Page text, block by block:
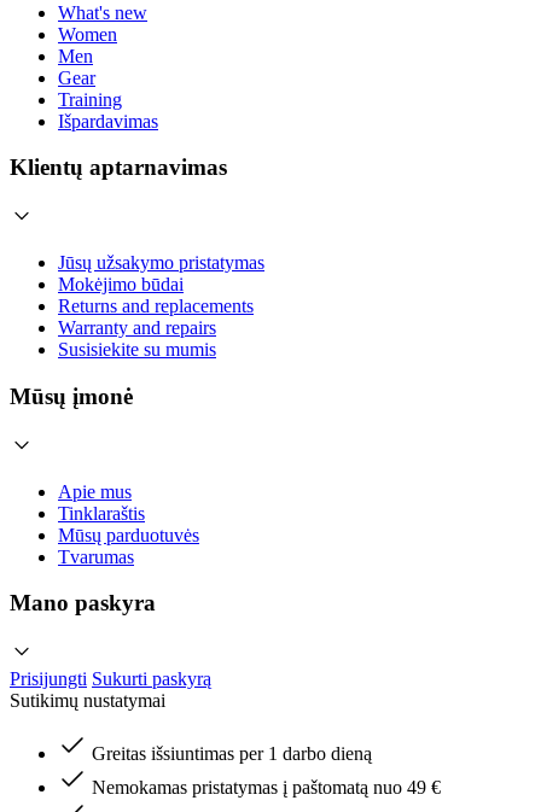
What's new
Women
Men
Gear
Training
Išpardavimas
Klientų aptarnavimas
Jūsų užsakymo pristatymas
Mokėjimo būdai
Returns and replacements
Warranty and repairs
Susisiekite su mumis
Mūsų įmonė
Apie mus
Tinklaraštis
Mūsų parduotuvės
Tvarumas
Mano paskyra
Prisijungti Sukurti paskyrą
Sutikimų nustatymai
Greitas išsiuntimas per 1 darbo dieną
Nemokamas pristatymas į paštomatą nuo 49 €